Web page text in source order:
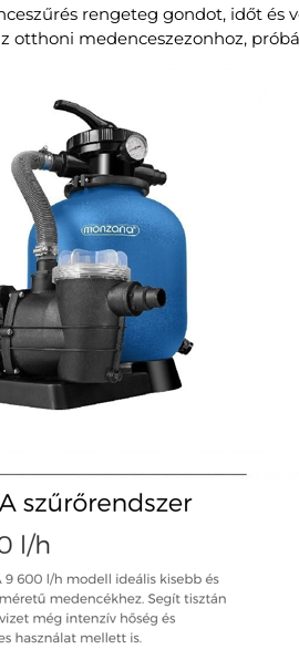
rengeteg gondot, időt és
otthoni medenceszezonhoz,